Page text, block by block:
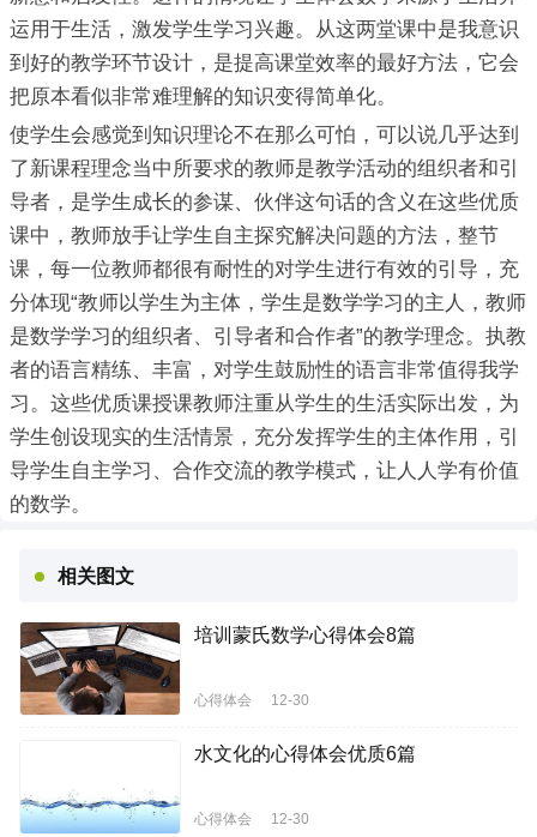
运用于生活，激发学生学习兴趣。从这两堂课中是我意识
到好的教学环节设计，是提高课堂效率的最好方法，它会
把原本看似非常难理解的知识变得简单化。
使学生会感觉到知识理论不在那么可怕，可以说几乎达到
了新课程理念当中所要求的教师是教学活动的组织者和引
导者，是学生成长的参谋、伙伴这句话的含义在这些优质
课中，教师放手让学生自主探究解决问题的方法，整节
课，每一位教师都很有耐性的对学生进行有效的引导，充
分体现“教师以学生为主体，学生是数学学习的主人，教师
是数学学习的组织者、引导者和合作者”的教学理念。执教
者的语言精练、丰富，对学生鼓励性的语言非常值得我学
习。这些优质课授课教师注重从学生的生活实际出发，为
学生创设现实的生活情景，充分发挥学生的主体作用，引
导学生自主学习、合作交流的教学模式，让人人学有价值
的数学。
相关图文
培训蒙氏数学心得体会8篇
心得体会 12-30
水文化的心得体会优质6篇
心得体会 12-30